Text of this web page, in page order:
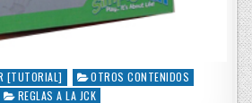
[TUTORIAL]
OTROS CONTENIDOS
REGLAS A LA JCK